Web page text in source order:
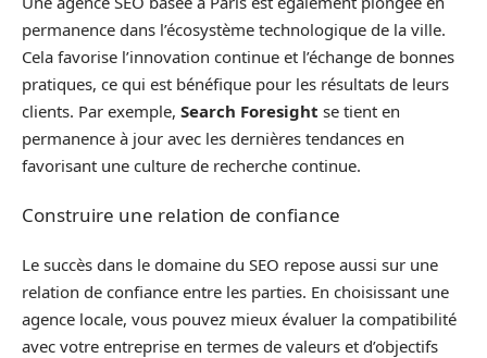
permanence dans l’écosystème technologique de la ville.
Cela favorise l’innovation continue et l’échange de bonnes
pratiques, ce qui est bénéfique pour les résultats de leurs
clients. Par exemple, Search Foresight se tient en
permanence à jour avec les dernières tendances en
favorisant une culture de recherche continue.
Construire une relation de confiance
Le succès dans le domaine du SEO repose aussi sur une
relation de confiance entre les parties. En choisissant une
agence locale, vous pouvez mieux évaluer la compatibilité
avec votre entreprise en termes de valeurs et d’objectifs